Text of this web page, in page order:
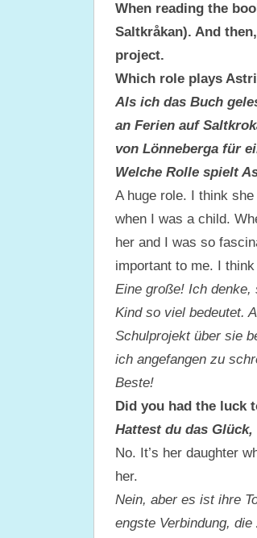
When reading the
Saltkråkan). And
project.
Which role plays
Als ich das Buch
an Ferien auf
von Lönneberga für
Welche Rolle spielt
A huge role. I think
when I was a child.
her and I was so
important to me. I
Eine große! Ich
Kind so viel bedeutet.
Schulprojekt über sie
ich angefangen zu
Beste!
Did you had the luck
Hattest du das
No. It’s her daughter
her.
Nein, aber es ist ihre
engste Verbindung,